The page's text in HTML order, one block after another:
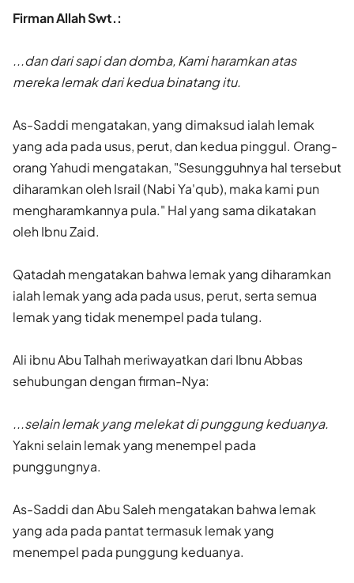
Firman Allah Swt.:
...dan dari sapi dan domba, Kami haramkan atas
mereka lemak dari kedua binatang itu.
As-Saddi mengatakan, yang dimaksud ialah lemak
yang ada pada usus, perut, dan kedua pinggul. Orang-
orang Yahudi mengatakan, "Sesungguhnya hal tersebut
diharamkan oleh Israil (Nabi Ya'qub), maka kami pun
mengharamkannya pula." Hal yang sama dikatakan
oleh Ibnu Zaid.
Qatadah mengatakan bahwa lemak yang diharamkan
ialah lemak yang ada pada usus, perut, serta semua
lemak yang tidak menempel pada tulang.
Ali ibnu Abu Talhah meriwayatkan dari Ibnu Abbas
sehubungan dengan firman-Nya:
...selain lemak yang melekat di punggung keduanya.
Yakni selain lemak yang menempel pada
punggungnya.
As-Saddi dan Abu Saleh mengatakan bahwa lemak
yang ada pada pantat termasuk lemak yang
menempel pada punggung keduanya.